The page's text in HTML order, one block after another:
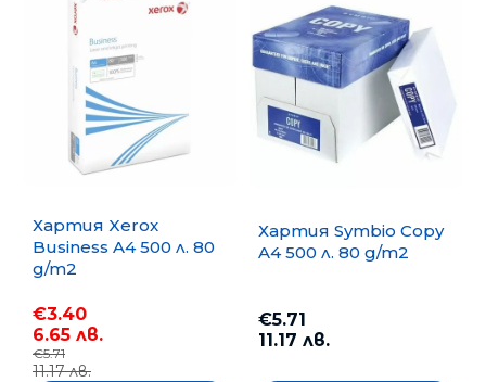
Хартия Xerox
Business A4 500 л. 80
g/m2
€3.40
6.65 лв.
€5.71
11.17 лв.
Хартия Symbio Copy
A4 500 л. 80 g/m2
€5.71
11.17 лв.